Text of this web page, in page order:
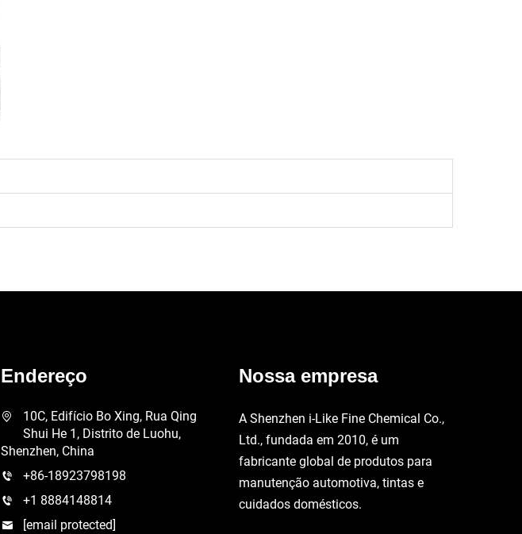
Endereço
10C, Edifício Bo Xing, Rua Qing
Shui He 1, Distrito de Luohu,
Shenzhen, China
+86-18923798198
+1 8884148814
[email protected]
Nossa empresa
A Shenzhen i-Like Fine Chemical Co.,
Ltd., fundada em 2010, é um
fabricante global de produtos para
manutenção automotiva, tintas e
cuidados domésticos.